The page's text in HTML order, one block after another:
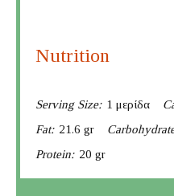
Nutrition
Serving Size: 1 μερίδα
Fat: 21.6 gr
Protein: 20 gr